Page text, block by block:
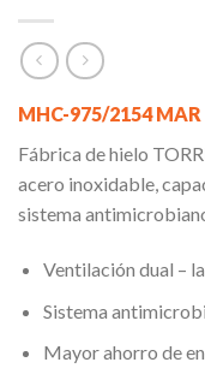
MHC-975/2154 MAR
Fábrica de hielo
acero inoxidable,
sistema
Ventilación dual –
Sistema
Mayor ahorro de